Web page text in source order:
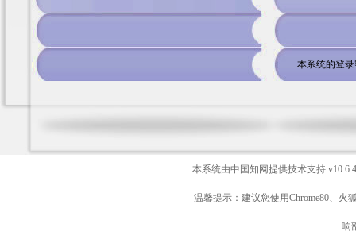
本系统的登
本系统由中国知网提供技术支持
温馨提示：建议您使用Chrome80、火
响